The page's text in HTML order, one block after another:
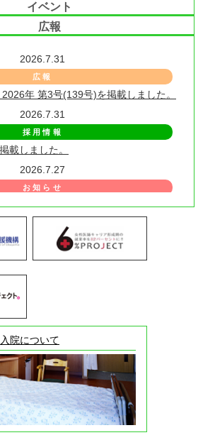
イベント
広報
2026.7.31
広報
年 第3号(139号)を掲載しました。
2026.7.31
採用情報
載しました。
2026.7.27
お知らせ
知らせです。
2026.7.27
お知らせ
救急外来担当表を掲載しました。
について）のご案内
2026.6.17
採用情報
掲載しました。
2026.5.15
お知らせ
案内
入院について